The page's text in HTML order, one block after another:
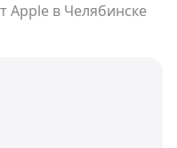
Appleв Челябинске